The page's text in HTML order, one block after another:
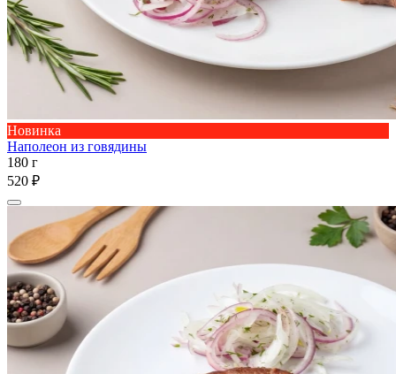
Новинка
Наполеон из говядины
180 г
520 ₽